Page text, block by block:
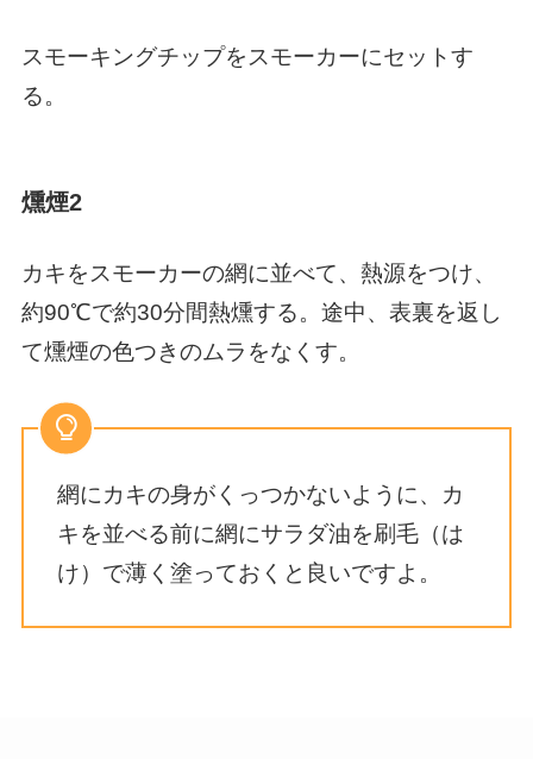
スモーキングチップをスモーカーにセットす
る。
燻煙2
カキをスモーカーの網に並べて、熱源をつけ、
約90℃で約30分間熱燻する。途中、表裏を返し
て燻煙の色つきのムラをなくす。
網にカキの身がくっつかないように、カ
キを並べる前に網にサラダ油を刷毛（は
け）で薄く塗っておくと良いですよ。